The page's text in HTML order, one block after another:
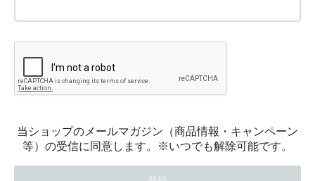
当ショップのメールマガジン（商品情報・キャンペーン
等）の受信に同意します。※いつでも解除可能です。